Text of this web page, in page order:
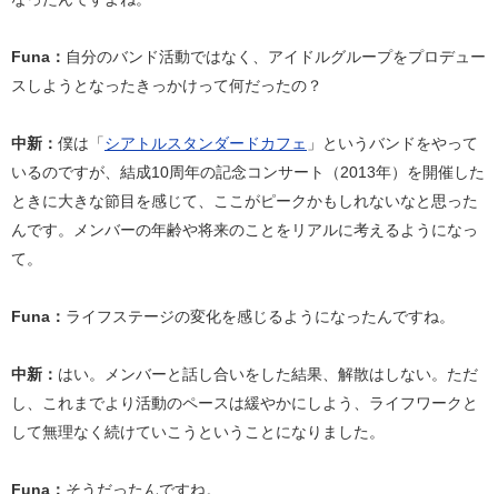
Funa： 自分のバンド活動ではなく、アイドルグループをプロデュー
スしようとなったきっかけって何だったの？
中新： 僕は「シアトルスタンダードカフェ 」というバンドをやって
いるのですが、結成10周年の記念コンサート（2013年）を開催した
ときに大きな節目を感じて、ここがピークかもしれないなと思った
んです。メンバーの年齢や将来のことをリアルに考えるようになっ
て。
Funa： ライフステージの変化を感じるようになったんですね。
中新： はい。メンバーと話し合いをした結果、解散はしない。ただ
し、これまでより活動のペースは緩やかにしよう、ライフワークと
して無理なく続けていこうということになりました。
Funa： そうだったんですね。